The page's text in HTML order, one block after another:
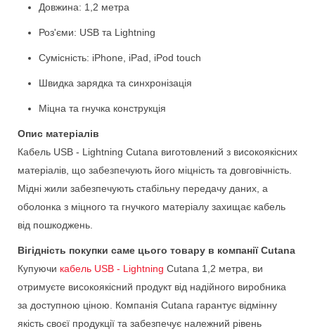
Довжина: 1,2 метра
Роз'єми: USB та Lightning
Сумісність: iPhone, iPad, iPod touch
Швидка зарядка та синхронізація
Міцна та гнучка конструкція
Опис матеріалів
Кабель USB - Lightning Cutana виготовлений з високоякісних
матеріалів, що забезпечують його міцність та довговічність.
Мідні жили забезпечують стабільну передачу даних, а
оболонка з міцного та гнучкого матеріалу захищає кабель
від пошкоджень.
Вігідність покупки саме цього товару в компанії Cutana
Купуючи кабель USB - Lightning Cutana 1,2 метра, ви
отримуєте високоякісний продукт від надійного виробника
за доступною ціною. Компанія Cutana гарантує відмінну
якість своєї продукції та забезпечує належний рівень